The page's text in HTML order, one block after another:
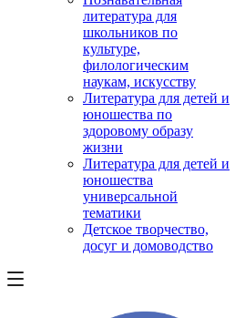
литература для
школьников по
культуре,
филологическим
наукам, искусству
Литература для детей и
юношества по
здоровому образу
жизни
Литература для детей и
юношества
универсальной
тематики
Детское творчество,
досуг и домоводство